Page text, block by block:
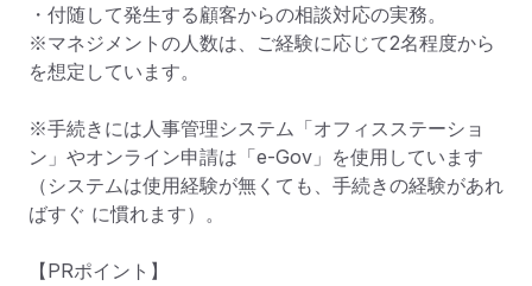
・付随して発生する顧客からの相談対応の実務。
※マネジメントの人数は、ご経験に応じて2名程度から
を想定しています。
※手続きには人事管理システム「オフィスステーショ
ン」やオンライン申請は「e-Gov」を使用しています
（システムは使用経験が無くても、手続きの経験があれ
ばすぐ に慣れます）。
【PRポイント】